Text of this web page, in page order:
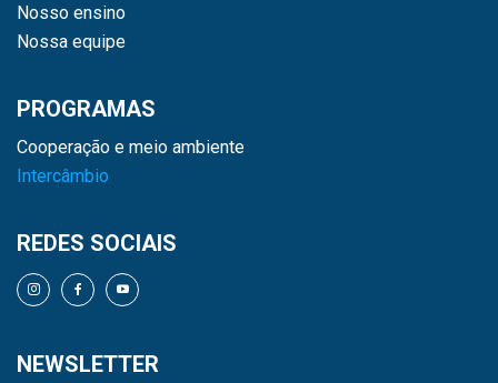
Nosso ensino
Nossa equipe
PROGRAMAS
Cooperação e meio ambiente
Intercâmbio
REDES SOCIAIS
NEWSLETTER